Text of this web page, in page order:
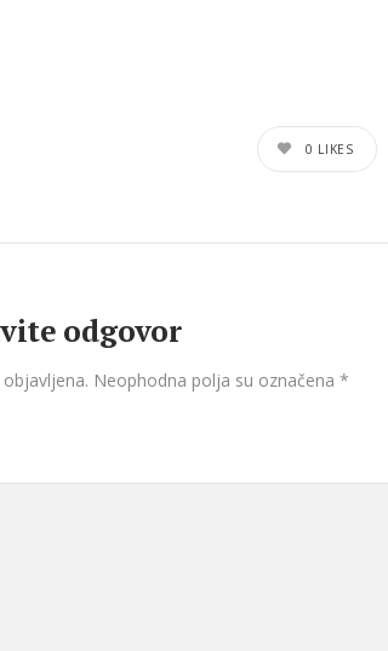
0 LIKES
odgovor
Neophodna polja su označena *